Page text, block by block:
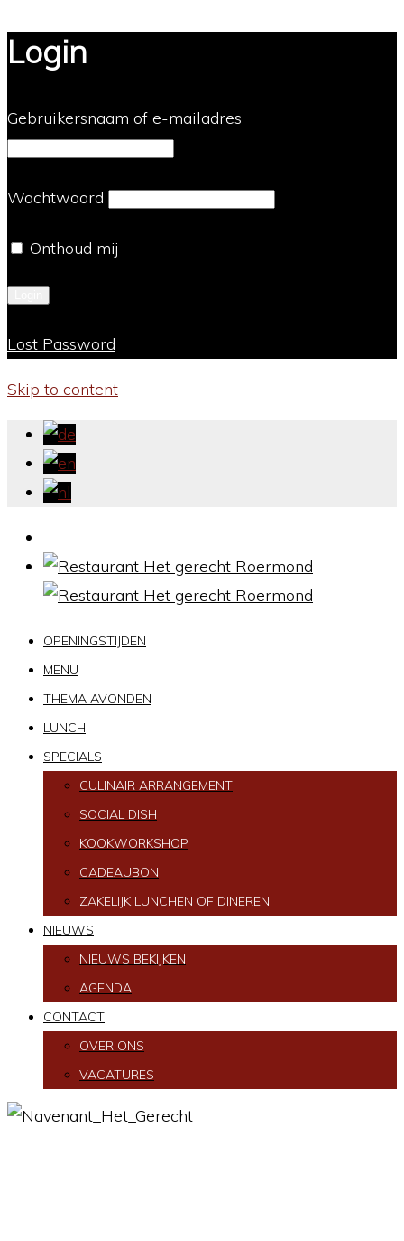
Login
Gebruikersnaam of e-mailadres
Wachtwoord
Onthoud mij
Lost Password
Skip to content
OPENINGSTIJDEN
MENU
THEMA AVONDEN
LUNCH
SPECIALS
CULINAIR ARRANGEMENT
SOCIAL DISH
KOOKWORKSHOP
CADEAUBON
ZAKELIJK LUNCHEN OF DINEREN
NIEUWS
NIEUWS BEKIJKEN
AGENDA
CONTACT
OVER ONS
VACATURES